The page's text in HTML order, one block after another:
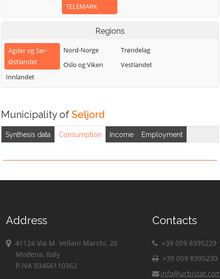
TELEMARK
Regions
Agder og Sør-
Østlandet
Innlandet
Nord-Norge
Oslo og Viken
Trøndelag
Vestlandet
Municipality of Seljord
Synthesis data Consumption Income Employment
Address
41124 Via M. Vellani Marchi, 20
Modena, Italy
P.IVA 03466110362
Contacts
+39 059 8395229
+39 059 8395230